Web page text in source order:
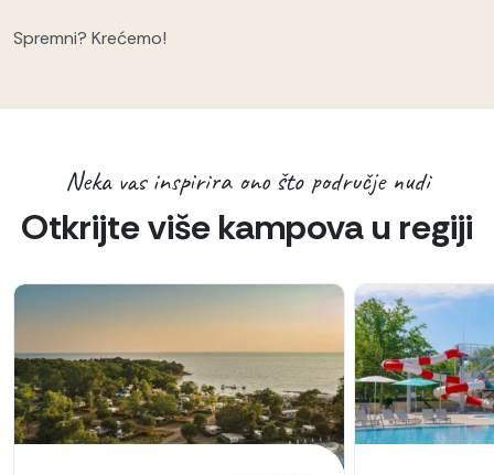
Spremni? Krećemo!
Neka vas inspirira ono što područje nudi
Otkrijte više kampova u regiji